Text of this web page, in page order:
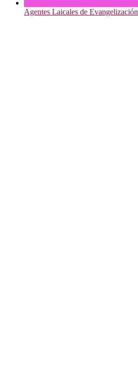
Agentes Laicales de Evangelización